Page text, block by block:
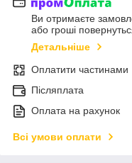
Ви отримаєте
або гроші
Детальніше
Оплатити частинами
Післяплата
Оплата на рахунок
Всі умови оплати